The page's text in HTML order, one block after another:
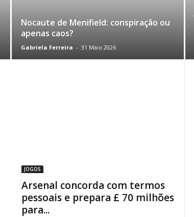
Nocaute de Menifield: conspiração ou
apenas caos?
Gabriela Ferreira - 31 Maio 2026
JOGOS
Arsenal concorda com termos
pessoais e prepara £ 70 milhões
para...